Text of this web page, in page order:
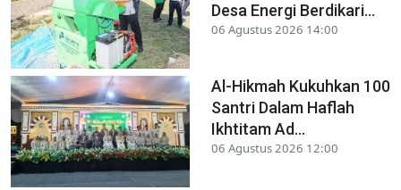
Desa Energi Berdikari...
06 Agustus 2026 14:00
Al-Hikmah Kukuhkan 100
Santri Dalam Haflah
Ikhtitam Ad...
06 Agustus 2026 12:00